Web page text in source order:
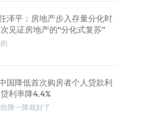
泽平：房地产步入存量分化时
见证房地产的“分化式复苏”
国降低首次购房者个人贷款利
利率降4.4%
降一降就好了